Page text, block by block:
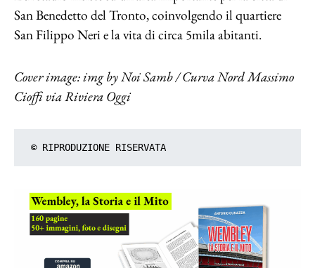
San Benedetto del Tronto, coinvolgendo il quartiere
San Filippo Neri e la vita di circa 5mila abitanti.
Cover image: img by Noi Samb / Curva Nord Massimo
Cioffi via Riviera Oggi
© RIPRODUZIONE RISERVATA